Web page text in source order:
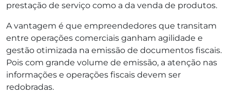
prestação de serviço como a da venda de produtos.
A vantagem é que empreendedores que transitam
entre operações comerciais ganham agilidade e
gestão otimizada na emissão de documentos fiscais.
Pois com grande volume de emissão, a atenção nas
informações e operações fiscais devem ser
redobradas.